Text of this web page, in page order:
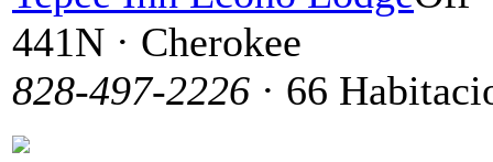
441N · Cherokee
828-497-2226 · 66